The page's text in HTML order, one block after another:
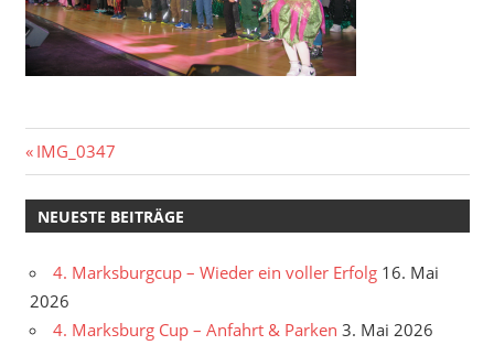
Beitragsnavigation
Vorheriger
Beitrag:
IMG_0347
NEUESTE BEITRÄGE
4. Marksburgcup – Wieder ein voller Erfolg 16. Mai
2026
4. Marksburg Cup – Anfahrt & Parken 3. Mai 2026